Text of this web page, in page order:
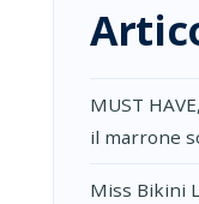
MUST
il marrone
Miss Bikini